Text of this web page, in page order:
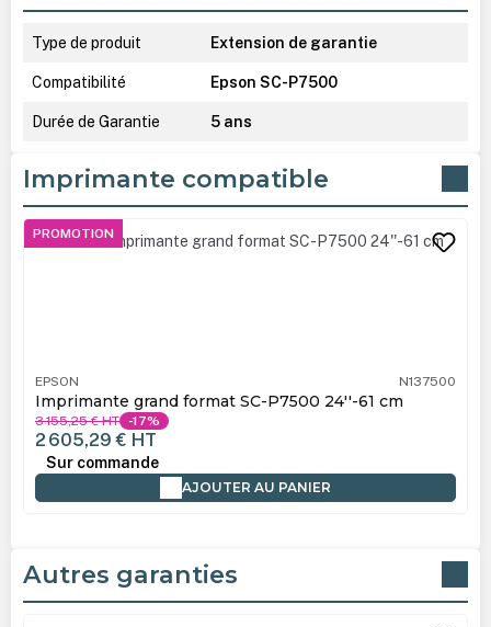
Type de produit Extension de garantie
Compatibilité Epson SC-P7500
Durée de Garantie 5 ans
Imprimante compatible
Ignorer la galerie de produits
PROMOTION
EPSON N137500
Imprimante grand format SC-P7500 24''-61 cm
3 155,25 €HT -17%
2 605,29 € HT
Sur commande
AJOUTER AU PANIER
Autres garanties